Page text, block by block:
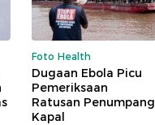
Foto Health
Dugaan Ebola Picu
Pemeriksaan
Ratusan Penumpang
Kapal